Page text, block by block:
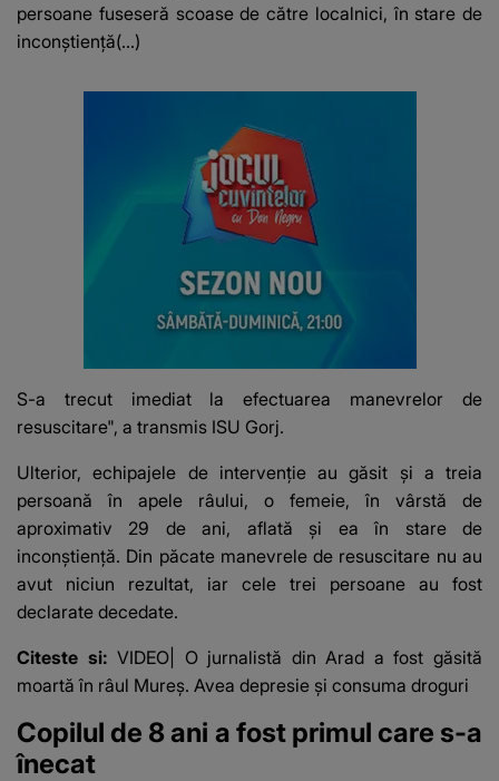
persoane fuseseră scoase de către localnici, în stare de
inconştienţă(...)
S-a trecut imediat la efectuarea manevrelor de
resuscitare", a transmis ISU Gorj.
Ulterior, echipajele de intervenţie au găsit şi a treia
persoană în apele râului, o femeie, în vârstă de
aproximativ 29 de ani, aflată şi ea în stare de
inconştienţă. Din păcate manevrele de resuscitare nu au
avut niciun rezultat, iar cele trei persoane au fost
declarate decedate.
Citeste si:VIDEO| O jurnalistă din Arad a fost găsită
moartă în râul Mureș. Avea depresie și consuma droguri
Copilul de 8 ani a fost primul care s-a
înecat